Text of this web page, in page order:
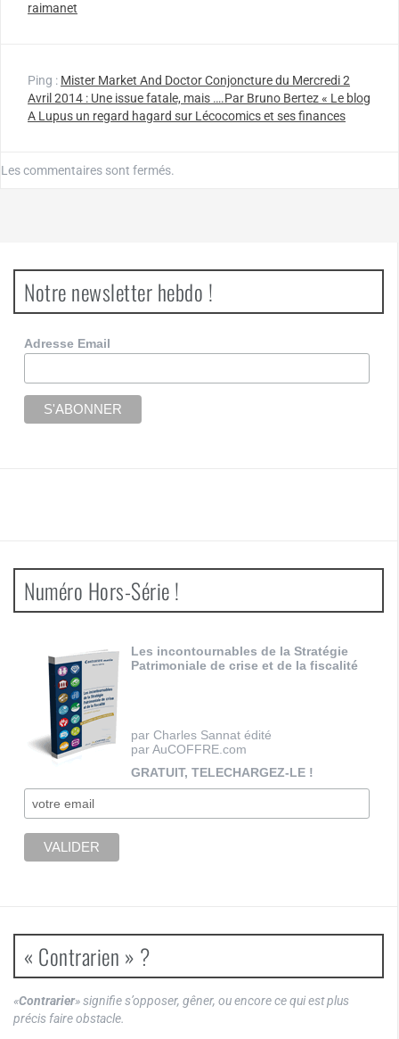
raimanet
Ping : Mister Market And Doctor Conjoncture du Mercredi 2
Avril 2014 : Une issue fatale, mais ….Par Bruno Bertez « Le blog
A Lupus un regard hagard sur Lécocomics et ses finances
Les commentaires sont fermés.
Notre newsletter hebdo !
Adresse Email
Numéro Hors-Série !
Les incontournables de la Stratégie
Patrimoniale de crise et de la fiscalité
par Charles Sannat édité
par AuCOFFRE.com
GRATUIT, TELECHARGEZ-LE !
« Contrarien » ?
«Contrarier» signifie s’opposer, gêner, ou encore ce qui est plus
précis faire obstacle.